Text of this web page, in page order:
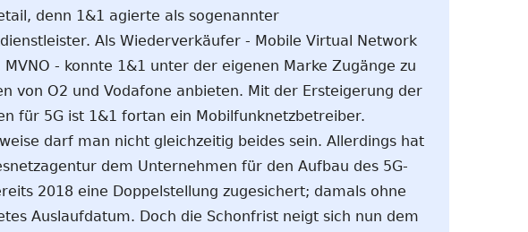
denn 1&1 agierte als sogenannter
Als Wiederverkäufer - Mobile Virtual Network
- konnte 1&1 unter der eigenen Marke Zugänge zu
von O2 und Vodafone anbieten. Mit der Ersteigerung der
für 5G ist 1&1 fortan ein Mobilfunknetzbetreiber.
darf man nicht gleichzeitig beides sein. Allerdings hat
dem Unternehmen für den Aufbau des 5G-
2018 eine Doppelstellung zugesichert; damals ohne
Auslaufdatum. Doch die Schonfrist neigt sich nun dem